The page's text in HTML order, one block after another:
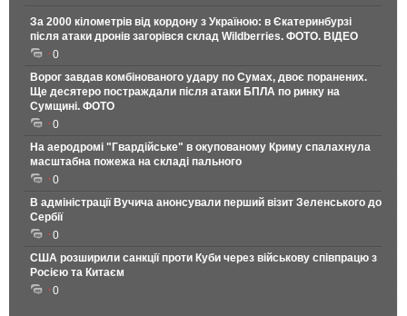
За 2000 кілометрів від кордону з Україною: в Єкатеринбурзі
після атаки дронів загорівся склад Wildberries. ФОТО. ВІДЕО
0
Ворог завдав комбінованого удару по Сумах, двоє поранених.
Ще десятеро постраждали після атаки БПЛА по ринку на
Сумщині. ФОТО
0
На аеродромі "Гвардійське" в окупованому Криму спалахнула
масштабна пожежа на складі пального
0
В адміністрації Вучича анонсували перший візит Зеленського до
Сербії
0
США розширили санкції проти Куби через військову співпрацю з
Росією та Китаєм
0